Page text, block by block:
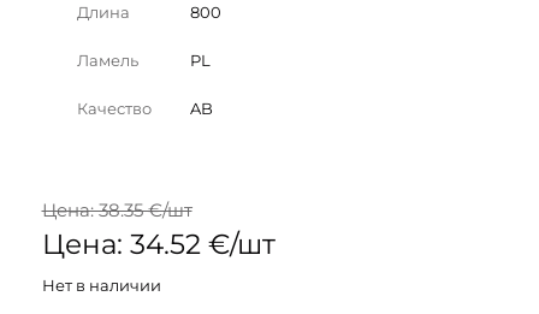
Длина 800
Ламель PL
Качество AB
Цена: 38.35 €/шт
Цена: 34.52 €/шт
Нет в наличии